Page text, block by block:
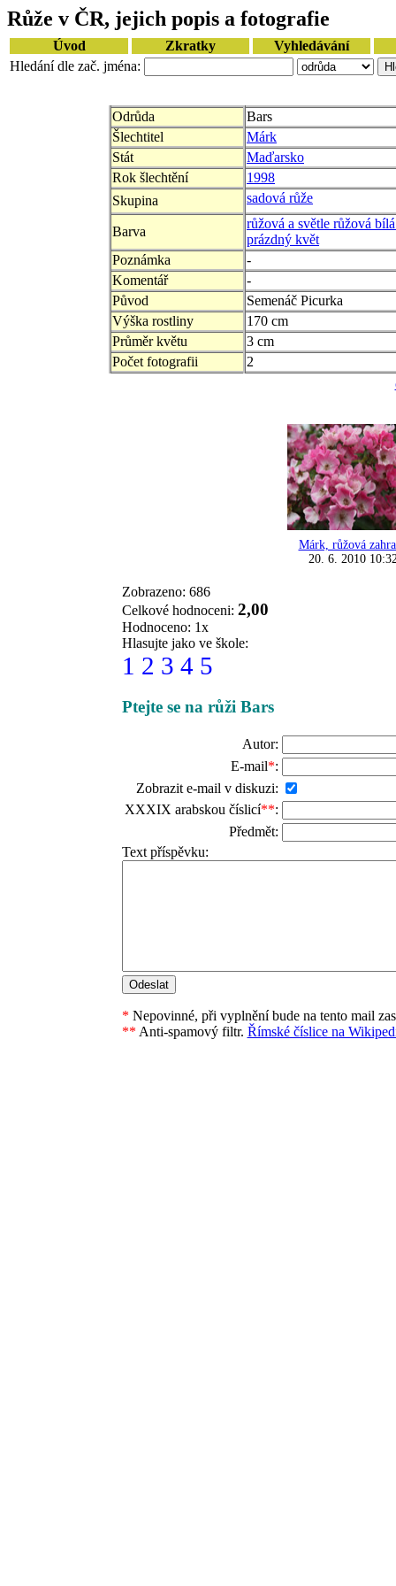
Růže v ČR, jejich popis a fotografie
Úvod Zkratky
Vyhledávání
Hledání dle zač. jména:
Odrůda
Bars
Šlechtitel
Márk
Stát
Maďarsko
Rok šlechtění
1998
Skupina
sadová růže
Barva
růžová a světle růžová
prázdný květ
Poznámka
-
Komentář
-
Původ
Semenáč Picurka
Výška rostliny
170 cm
Průměr květu
3 cm
Počet fotografii
2
Márk, růžová
20. 6. 2010
Zobrazeno: 686
Celkové hodnoceni: 2,00
Hodnoceno: 1x
Hlasujte jako ve škole:
1 2 3 4 5
Ptejte se na růži Bars
Autor:
E-mail*:
Zobrazit e-mail v diskuzi:
XXXIX arabskou číslicí**:
Předmět:
Text příspěvku:
* Nepovinné, při vyplnění bude na tento mail
** Anti-spamový filtr. Římské číslice na